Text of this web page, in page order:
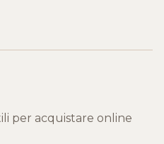
per acquistare online